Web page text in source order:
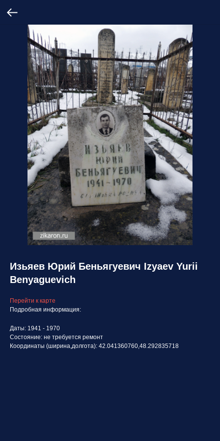
Изьяев Юрий Беньягуевич Izyaev Yurii
Benyaguevich
Перейти к карте
Подробная информация:
Даты: 1941 - 1970
Состояние: не требуется ремонт
Координаты (ширина,долгота): 42.041360760,48.292835718